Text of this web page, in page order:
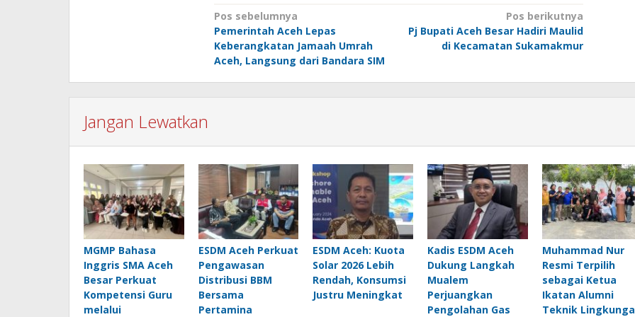
Navigasi
pos
Pos sebelumnya
Pemerintah Aceh Lepas
Keberangkatan Jamaah Umrah
Aceh, Langsung dari Bandara SIM
Pos berikutnya
Pj Bupati Aceh Besar Hadiri Maulid
di Kecamatan Sukamakmur
Jangan Lewatkan
MGMP Bahasa
Inggris SMA Aceh
Besar Perkuat
Kompetensi Guru
melalui
ESDM Aceh Perkuat
Pengawasan
Distribusi BBM
Bersama
Pertamina
ESDM Aceh: Kuota
Solar 2026 Lebih
Rendah, Konsumsi
Justru Meningkat
Kadis ESDM Aceh
Dukung Langkah
Mualem
Perjuangkan
Pengolahan Gas
Muhammad Nur
Resmi Terpilih
sebagai Ketua
Ikatan Alumni
Teknik